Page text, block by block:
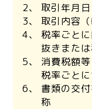
取引年月日
取引内容
税率ごと
抜きまた
消費税額
税率ごとに
書類の交
称